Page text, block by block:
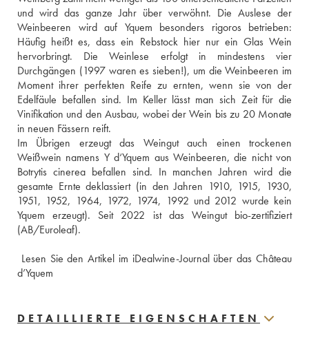
und wird das ganze Jahr über verwöhnt. Die Auslese der
Weinbeeren wird auf Yquem besonders rigoros betrieben:
Häufig heißt es, dass ein Rebstock hier nur ein Glas Wein
hervorbringt. Die Weinlese erfolgt in mindestens vier
Durchgängen (1997 waren es sieben!), um die Weinbeeren im
Moment ihrer perfekten Reife zu ernten, wenn sie von der
Edelfäule befallen sind. Im Keller lässt man sich Zeit für die
Vinifikation und den Ausbau, wobei der Wein bis zu 20 Monate
in neuen Fässern reift.
Im Übrigen erzeugt das Weingut auch einen trockenen
Weißwein namens Y d‘Yquem aus Weinbeeren, die nicht von
Botrytis cinerea befallen sind. In manchen Jahren wird die
gesamte Ernte deklassiert (in den Jahren 1910, 1915, 1930,
1951, 1952, 1964, 1972, 1974, 1992 und 2012 wurde kein
Yquem erzeugt). Seit 2022 ist das Weingut bio-zertifiziert
(AB/Euroleaf).
Lesen Sie den Artikel im iDealwine-Journal über das Château
d’Yquem
DETAILLIERTE EIGENSCHAFTEN